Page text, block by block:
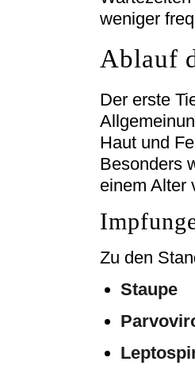
weniger
Ablauf
Der erste
Haut und
Besonders
einem Alter
Zu den
Staupe